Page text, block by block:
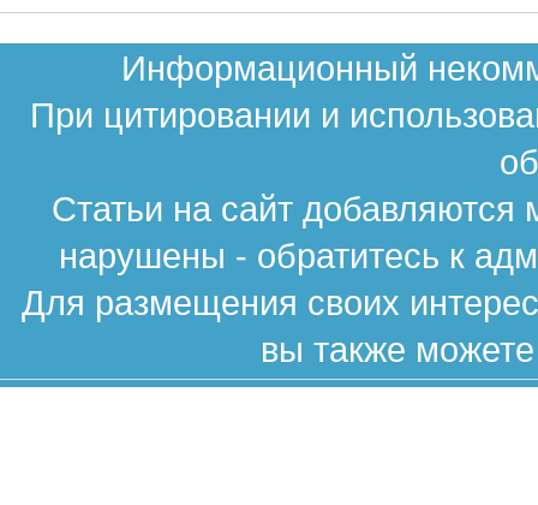
Информационный
При цитировании и
Статьи на сайт
нарушены - обратитесь к
Для размещения своих
вы также